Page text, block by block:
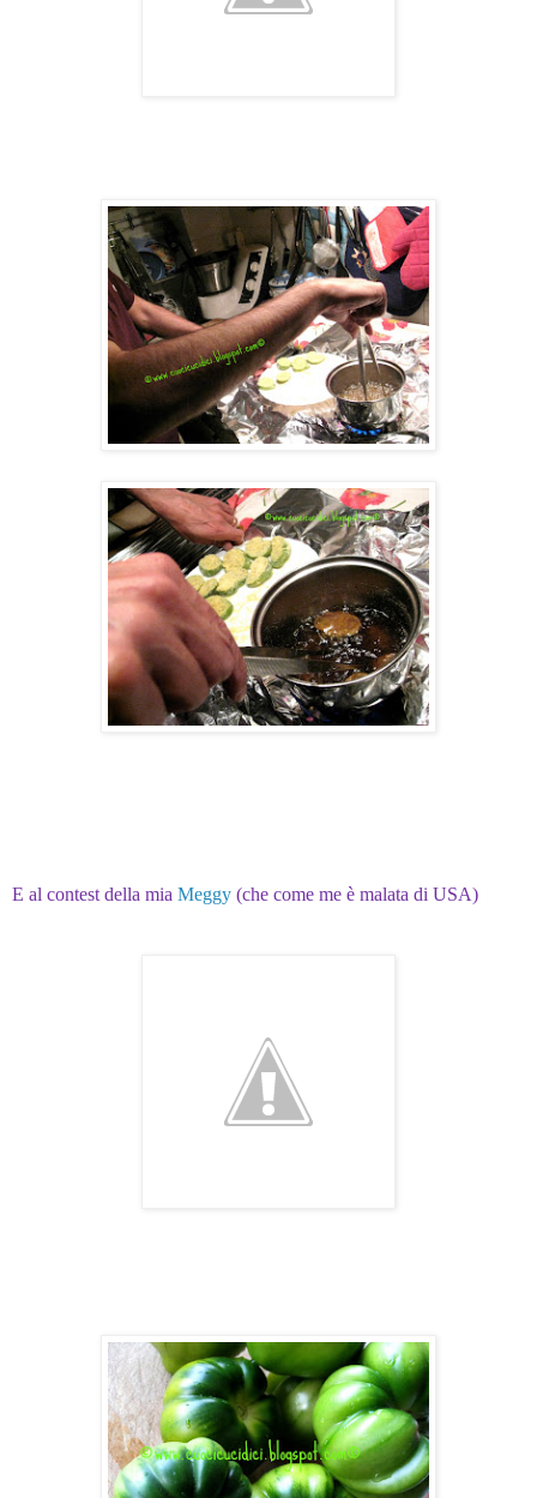
E al contest della mia Meggy (che come me è malata di USA)